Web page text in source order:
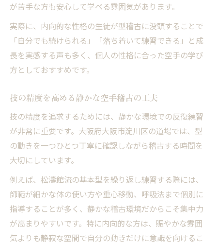
が苦手な方も安心して学べる雰囲気があります。
実際に、内向的な性格の生徒が型稽古に没頭することで
「自分でも続けられる」「落ち着いて練習できる」と成
長を実感する声も多く、個人の性格に合った空手の学び
方としておすすめです。
技の精度を高める静かな空手稽古の工夫
技の精度を追求するためには、静かな環境での反復練習
が非常に重要です。大阪府大阪市淀川区の道場では、型
の動きを一つひとつ丁寧に確認しながら稽古する時間を
大切にしています。
例えば、松濤館流の基本型を繰り返し練習する際には、
師範が細かな体の使い方や重心移動、呼吸法まで個別に
指導することが多く、静かな稽古環境だからこそ集中力
が高まりやすいです。特に内向的な方は、賑やかな雰囲
気よりも静寂な空間で自分の動きだけに意識を向けるこ